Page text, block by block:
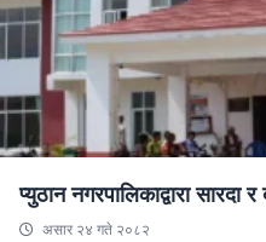
प्युठान नगरपालिकाद्वारा सारदा
असार २४ गते २०८२